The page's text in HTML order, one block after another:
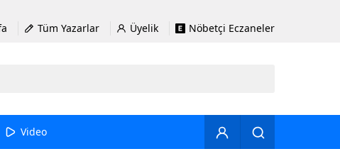
Tüm Yazarlar Üyelik Nöbetçi Eczaneler
Video